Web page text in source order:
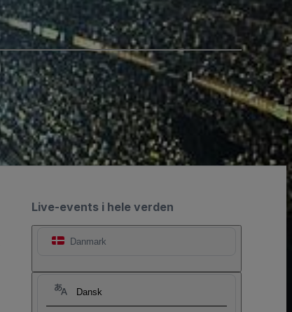
Live-events i hele verden
Danmark
Dansk